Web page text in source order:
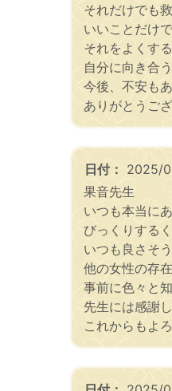
それだけでも
いいことだけ
それをよくす
自分に向き合
今後、不安も
ありがとうご
日付： 2025/
果音先生
いつも本当に
びっくりする
いつも良さそ
他の女性の存
事前に色々と
先生には感謝
これからもよ